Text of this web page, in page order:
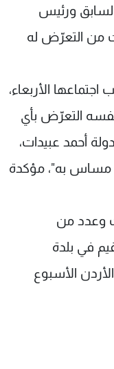
ورئيس
من التعرّض له
الأربعاء،
التعرّض بأي
أحمد عبيدات،
مساس به"، مؤكدة
وعدد من
في بلدة
الأسبوع